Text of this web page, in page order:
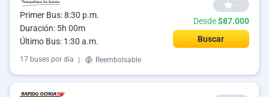
Primer Bus: 8:30 p.m.
Duración: 5h 00m
Último Bus: 1:30 a.m.
--
Desde$87.000
Buscar
17 buses por día | Reembolsable